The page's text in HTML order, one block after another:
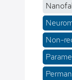
Non-